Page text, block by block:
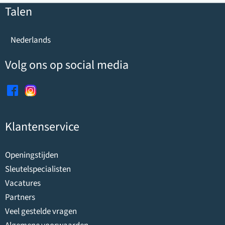
Talen
Nederlands
Volg ons op social media
Klantenservice
Openingstijden
Sleutelspecialisten
Vacatures
Partners
Veel gestelde vragen